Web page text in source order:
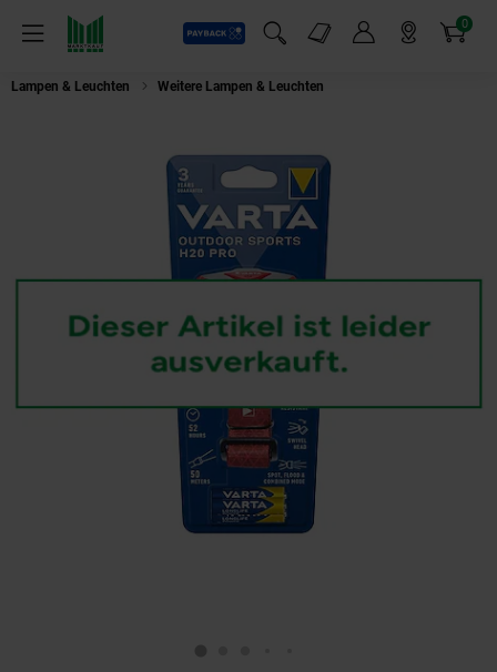
Menü
Payback
Suchfeld einblenden
Markt-Angebote 0
Artikel
Lampen & Leuchten Weitere Lampen & Leuchten